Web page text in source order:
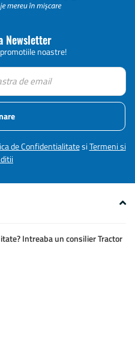
Newsletter
noastre!
de ConfidentialitatesiTermeni si
Intreaba un consilier Tractor